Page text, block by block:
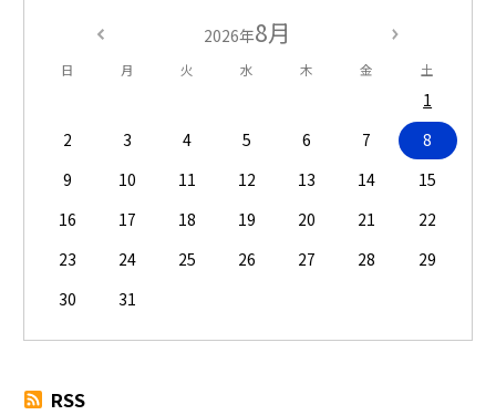
2026年8月
日 月 火 水 木 金 土
1
2
3 4 5 6 7
8
9
10 11 12 13 14
15
16
17 18 19 20 21
22
23
24 25 26 27 28
29
30
31
RSS